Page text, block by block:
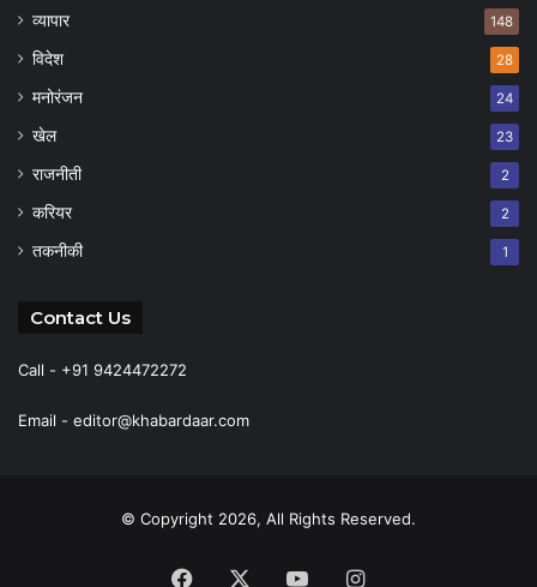
व्यापार 148
विदेश 28
मनोरंजन 24
खेल 23
राजनीती 2
करियर 2
तकनीकी 1
Contact Us
Call - +91 9424472272
Email - editor@khabardaar.com
© Copyright 2026, All Rights Reserved.
Facebook YouTubeInstagram